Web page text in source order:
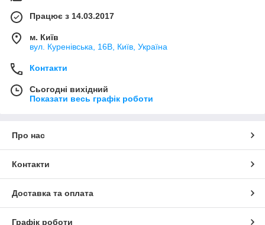
Працює з 14.03.2017
м. Київ
вул. Куренівська, 16В, Київ, Україна
Контакти
Сьогодні вихідний
Показати весь графік роботи
Про нас
Контакти
Доставка та оплата
Графік роботи